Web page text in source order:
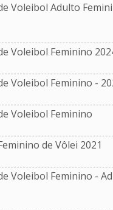
Voleibol Adulto
Voleibol Feminino
Voleibol Feminino -
Voleibol Feminino
de Vôlei 2021
Voleibol Feminino -